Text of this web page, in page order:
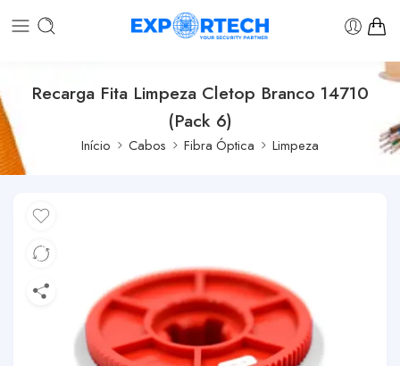
Recarga Fita Limpeza Cletop Branco 14710
(Pack 6)
Início Cabos Fibra Óptica Limpeza